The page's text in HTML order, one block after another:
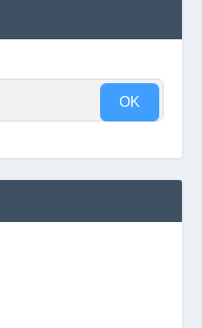
OK